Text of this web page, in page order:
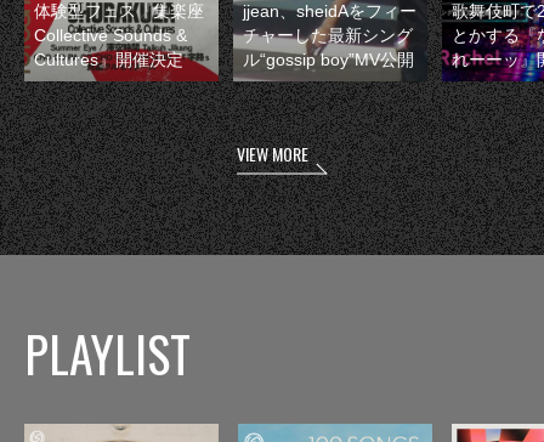
体験型フェス『集楽座
Collective Sounds &
Cultures』開催決定
jjean、sheidAをフィー
チャーした最新シング
ル“gossip boy”MV公開
歌舞伎町で
とかする『
れーーッ』
VIEW MORE
PLAYLIST